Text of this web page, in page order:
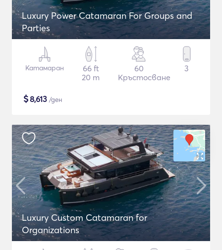
Luxury Power Catamaran For Groups and
Parties
Катамаран
66 ft
20 m
60
Кръстосване
3
$8,613 /ден
Luxury Custom Catamaran for
Organizations